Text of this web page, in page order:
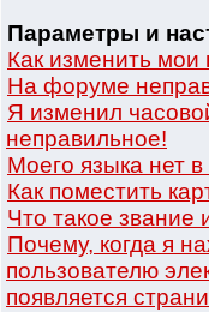
Параметры и
Как изменить мои
На форуме
Я изменил
неправильное!
Моего языка нет в
Как поместить
Что такое звание
Почему, когда я
пользователю
появляется